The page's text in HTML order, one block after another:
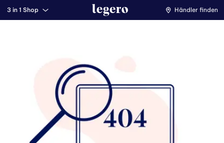
3 in 1 Shop Händler finden